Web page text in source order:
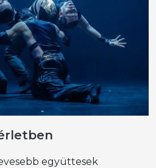
együttesek